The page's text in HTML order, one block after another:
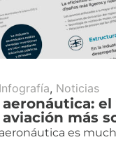
Infografía, Noticias
más
es